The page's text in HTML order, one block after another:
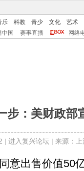
乐 科教 青少 文化
艺术
中国 赛事直播 网络
步：美财政部
| 进入复兴论坛| 来源：
出售价值50